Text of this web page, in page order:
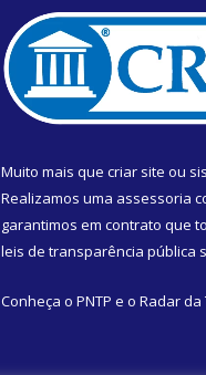
Muito mais que criar site ou
Realizamos uma assessoria
garantimos em contrato que
leis de transparência pública
Conheça o PNTP e o Radar da